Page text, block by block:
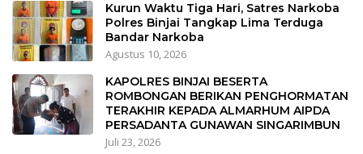
Kurun Waktu Tiga Hari, Satres Narkoba
Polres Binjai Tangkap Lima Terduga
Bandar Narkoba
Agustus 10, 2026
KAPOLRES BINJAI BESERTA
ROMBONGAN BERIKAN PENGHORMATAN
TERAKHIR KEPADA ALMARHUM AIPDA
PERSADANTA GUNAWAN SINGARIMBUN
Juli 23, 2026